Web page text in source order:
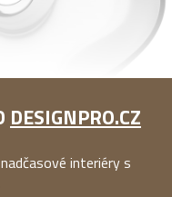
DESIGNPRO.CZ
interiéry s